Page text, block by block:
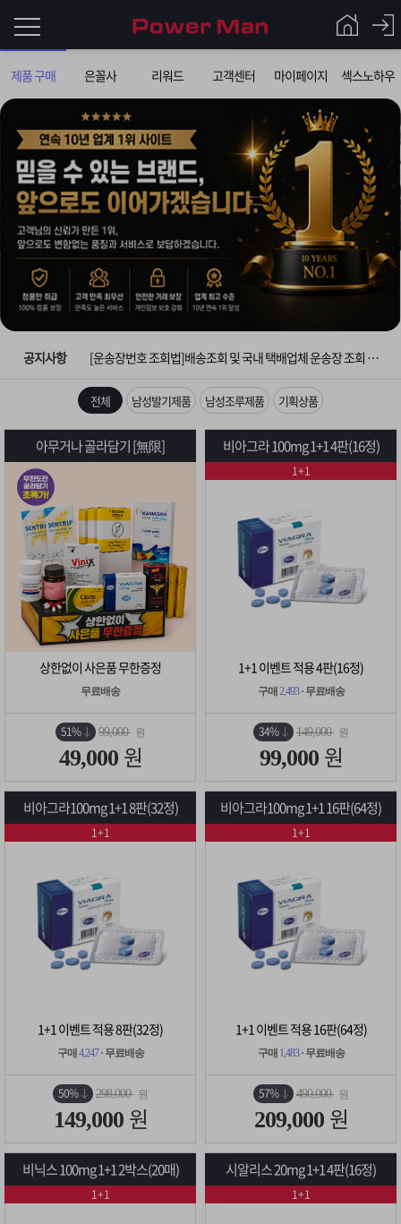
제품 구매 은꼴사 리워드 고객센터 마이페이지 섹스노하우
그
인
이
필
요
니
로
Q&A
파
워
맨
제
품
은
노
우
객
터
마
페
이
문
조
공지사항
입금확인이 안되는 상황을 대비해 꼭 입금후 고객센터 연락바랍니다.
[2026구정 연휴]설 연휴 배송 및 휴무 안내
[운송장번호 조회법]배송조회 및 국내 택배업체 운송장 조회 하는법
[ios앱 오픈]아이폰 고객 앱설치 가능합니다.
[무인택배함 이용 안내] 집 밖에 주소로 택배 받기
[2026구정 연휴]설 연휴 배송 및 휴무 안내
전체 남성발기제품 남성조루제품 기획상품
아무거나 골라담기 [無限]
상한없이 사은품 무한증정
무료배송
51% 99,000 원
49,000 원
비아그라 100mg 1+1 4판(16정)
1+1 이벤트 적용 4판(16정)
구매 2,493· 무료배송
34% 149,000 원
99,000 원
1+1
비아그라100mg 1+1 8판(32정)
1+1 이벤트 적용 8판(32정)
구매 4,247· 무료배송
50% 298,000 원
149,000 원
1+1
비아그라100mg 1+1 16판(64정)
1+1 이벤트 적용 16판(64정)
구매 1,483· 무료배송
57% 490,000 원
209,000 원
1+1
비닉스 100mg 1+1 2박스(20매)
1+1
시알리스 20mg 1+1 4판(16정)
1+1